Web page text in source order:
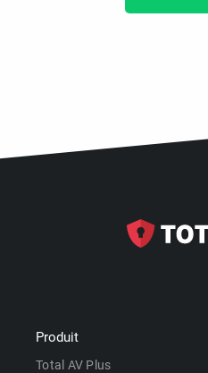
Produit
Total AV Plus